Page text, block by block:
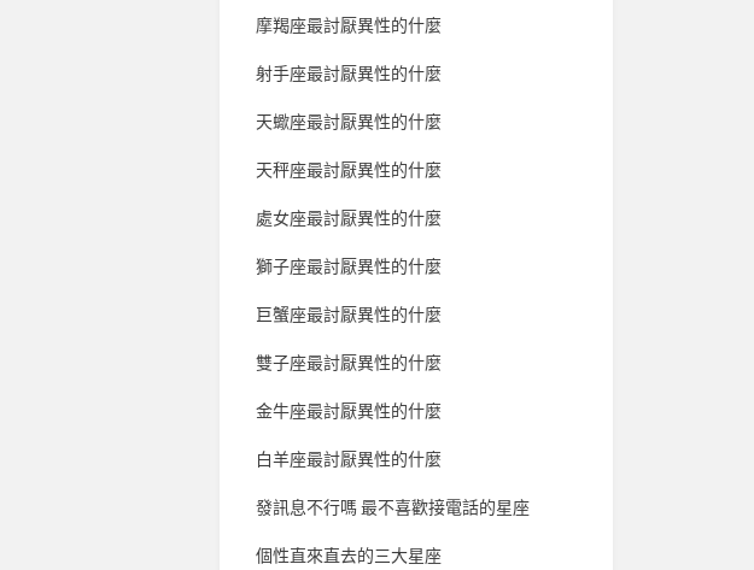
摩羯座最討厭異性的什麼
射手座最討厭異性的什麼
天蠍座最討厭異性的什麼
天秤座最討厭異性的什麼
處女座最討厭異性的什麼
獅子座最討厭異性的什麼
巨蟹座最討厭異性的什麼
雙子座最討厭異性的什麼
金牛座最討厭異性的什麼
白羊座最討厭異性的什麼
發訊息不行嗎 最不喜歡接電話的星座
個性直來直去的三大星座